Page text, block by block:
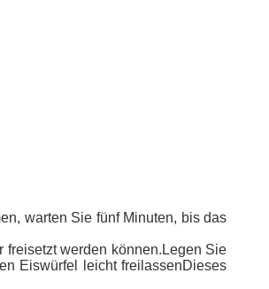
warten Sie fünf Minuten, bis das
freisetzt werden können.Legen Sie
Eiswürfel leicht freilassenDieses